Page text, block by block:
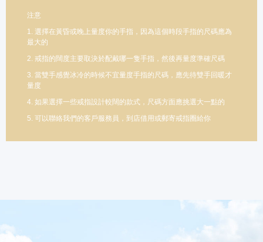
注意
1. 選擇在黃昏或晚上量度你的手指，因為這個時段手指的尺碼應為
最大的
2. 戒指的闊度主要取決於配戴哪一隻手指，然後再量度準確尺碼
3. 當雙手感覺冰冷的時候不宜量度手指的尺碼，應先待雙手回暖才
量度
4. 如果選擇一些戒指設計較闊的款式，尺碼方面應挑選大一點的
5. 可以聯絡我們的客戶服務員，到店借用或郵寄戒指圈給你